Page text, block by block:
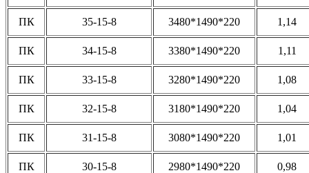
ПК 35-15-8 3480*1490*220 1,14
ПК 34-15-8 3380*1490*220 1,11
ПК 33-15-8 3280*1490*220 1,08
ПК 32-15-8 3180*1490*220 1,04
ПК 31-15-8 3080*1490*220 1,01
ПК 30-15-8 2980*1490*220 0,98